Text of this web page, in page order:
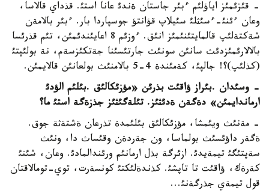
- قئزئمئز اياؤلئم ءبئر جاستان ةندئ عانا استئ. قذداي قالاسا،
وعان ءئنئ-ءسئثلئ سئيلاپ قؤانتؤ جوسپاردا بار. ءبئر بالامةن
شةكتةلئپ قالمايتئنئمئز انئق. ءوزئم 8 اعايئندئمئن، تئم قذرئسا
بالالارئمئزدئث سانئن سونئث جارتئسئنا جةتكئزسةم، نة بولئپتئ
(كذلئپ)؟! جالپئ، كةمئندة 4-5 بالامنئث بولعانئن قالايمئن.
- وسئدان .بئراز ؤاقئت بذرئن «مؤزئكالئق .بئلئم الؤدئ
ارماندايمئن» دةگةن ةدئثئز. تئلةگئثئز جذزةگة استئ ما؟
- مةنئث ويئمشا، مؤزئكالئق بئلئمدة تذرعان ةشتةثة جوق.
ةگةر داؤئسئث بولماسا، ون جةردةن وقئساث دا، ونئث
سةپتئگئ تيمةيدئ. ازئرگة بذل ارمانئم ورئندالمادئ. وعان، شئنئ
كةرةك، ؤاقئت تا تاپشئ. كذندةلئكتئ كونسةرت، توي-تومالاقتان
قول تيمةي جذرگةنئ...